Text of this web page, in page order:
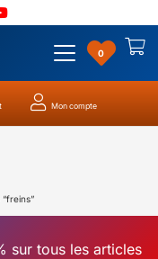
0
Mon compte
sur tous les articles